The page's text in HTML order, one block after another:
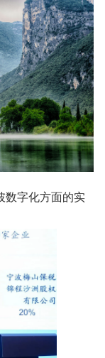
数字化方面的实